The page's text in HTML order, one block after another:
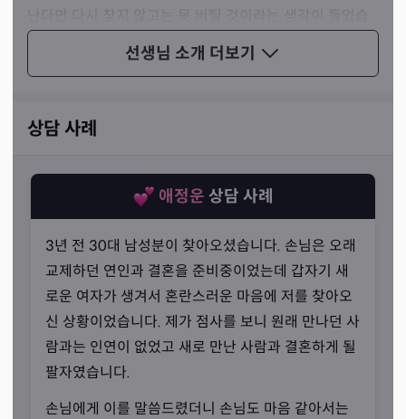
선생님 소개 더보기
니다. 압도적인 재방문율도, 손님들의 높은 만족도도, 역시
핵심은 정확한 공수에 있다는 단순한 진리를 다시 한 번 확
상담 사례
애정운 상담 사례
3년 전 30대 남성분이 찾아오셨습니다. 손님은 오래
교제하던 연인과 결혼을 준비중이었는데 갑자기 새
로운 여자가 생겨서 혼란스러운 마음에 저를 찾아오
신 상황이었습니다. 제가 점사를 보니 원래 만나던 사
람과는 인연이 없었고 새로 만난 사람과 결혼하게 될
팔자였습니다.
손님에게 이를 말씀드렸더니 손님도 마음 같아서는